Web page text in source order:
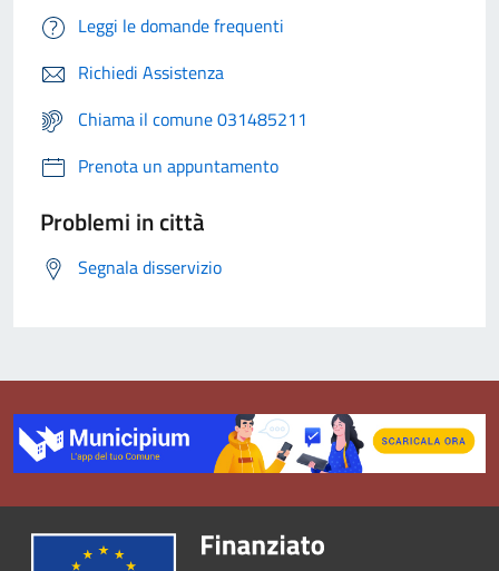
Leggi le domande frequenti
Richiedi Assistenza
Chiama il comune 031485211
Prenota un appuntamento
Problemi in città
Segnala disservizio